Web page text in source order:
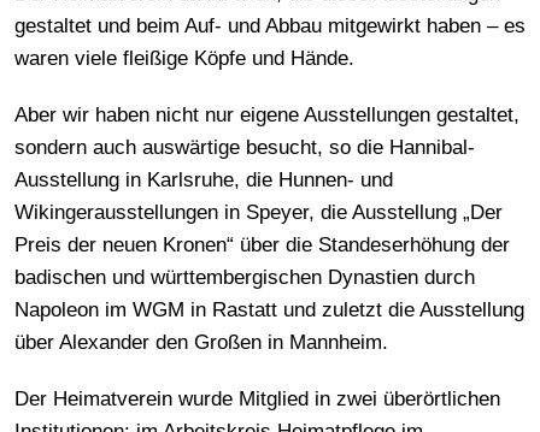
gestaltet und beim Auf- und Abbau mitgewirkt haben – es
waren viele fleißige Köpfe und Hände.
Aber wir haben nicht nur eigene Ausstellungen gestaltet,
sondern auch auswärtige besucht, so die Hannibal-
Ausstellung in Karlsruhe, die Hunnen- und
Wikingerausstellungen in Speyer, die Ausstellung „Der
Preis der neuen Kronen“ über die Standeserhöhung der
badischen und württembergischen Dynastien durch
Napoleon im WGM in Rastatt und zuletzt die Ausstellung
über Alexander den Großen in Mannheim.
Der Heimatverein wurde Mitglied in zwei überörtlichen